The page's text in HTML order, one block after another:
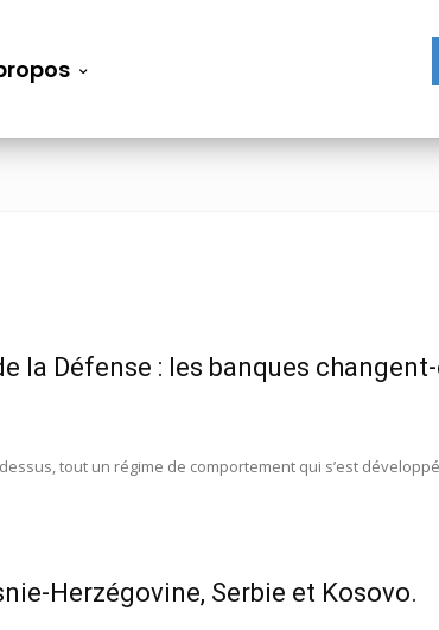
la Défense : les banques
tout un régime de comportement qui s’est
Herzégovine, Serbie et Kosovo.